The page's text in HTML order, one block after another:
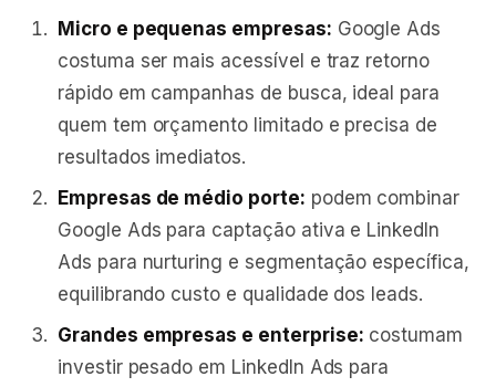
Micro e pequenas empresas: Google Ads
costuma ser mais acessível e traz retorno
rápido em campanhas de busca, ideal para
quem tem orçamento limitado e precisa de
resultados imediatos.
Empresas de médio porte: podem combinar
Google Ads para captação ativa e LinkedIn
Ads para nurturing e segmentação específica,
equilibrando custo e qualidade dos leads.
Grandes empresas e enterprise: costumam
investir pesado em LinkedIn Ads para